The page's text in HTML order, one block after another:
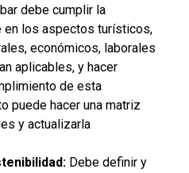
debe cumplir la
en los aspectos turísticos,
económicos, laborales
aplicables, y hacer
de esta
puede hacer una matriz
y actualizarla
Debe definir y